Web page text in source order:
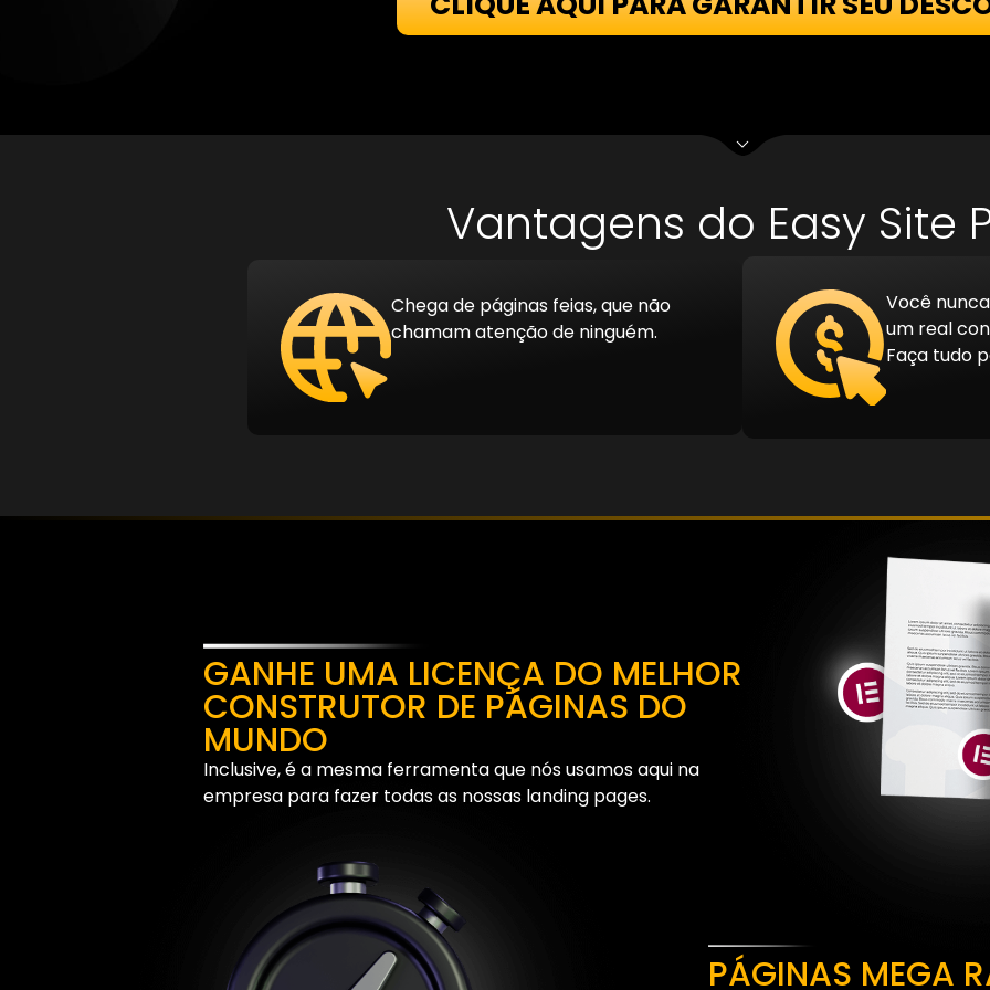
Vantagens do Easy Site
Chega de páginas feias, que não
chamam atenção de ninguém.
Você
um real
Faça tudo
GANHE UMA LICENÇA DO MELHOR
CONSTRUTOR DE PÁGINAS DO
MUNDO
Inclusive, é a mesma ferramenta que nós usamos aqui na
empresa para fazer todas as nossas landing pages.
PÁGINAS MEGA